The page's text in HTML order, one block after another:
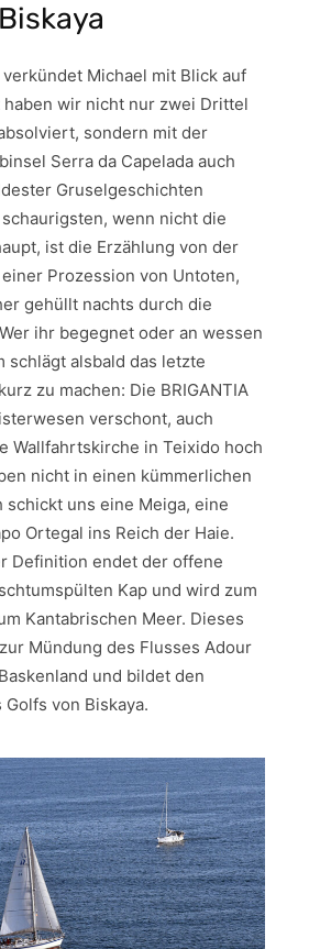
verkündet Michael mit Blick auf
wir nicht nur zwei Drittel
sondern mit der
Serra da Capelada auch
Gruselgeschichten
wenn nicht die
ist die Erzählung von der
einer Prozession von Untoten,
gehüllt nachts durch die
ihr begegnet oder an wessen
schlägt alsbald das letzte
zu machen: Die BRIGANTIA
verschont, auch
Wallfahrtskirche in Teixido hoch
nicht in einen kümmerlichen
schickt uns eine Meiga, eine
Ortegal ins Reich der Haie.
Definition endet der offene
Kap und wird zum
Kantabrischen Meer. Dieses
Mündung des Flusses Adour
und bildet den
von Biskaya.